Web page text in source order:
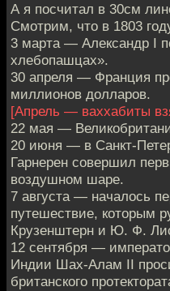
А я посчитал в 30см
Смотрим, что в 1803
3 марта — Александр I
хлебопашцах».
30 апреля — Франция
миллионов долларов.
[Апрель — ваххабиты
22 мая —
20 июня — в Санкт-
Гарнерен совершил
воздушном шаре.
7 августа — началось
путешествие, которым
Крузенштерн и Ю. Ф.
12 сентября —
Индии Шах-Алам II
британского